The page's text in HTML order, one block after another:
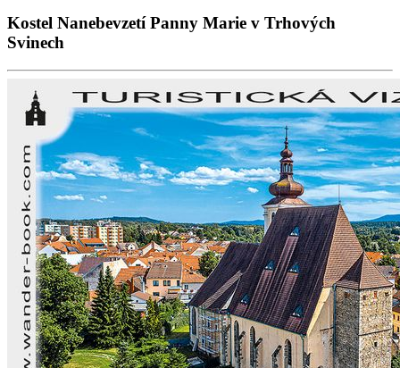
Kostel Nanebevzetí Panny Marie v Trhových
Svinech